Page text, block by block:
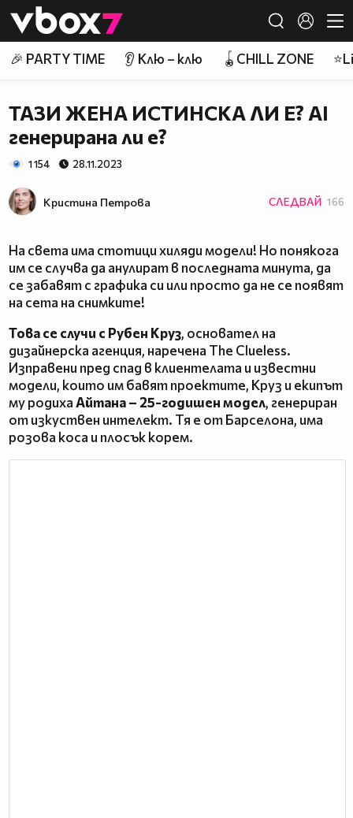
👾
🎉 PARTY TIME 👂 Клю – клю 🪀CHILL ZONE
ТАЗИ ЖЕНА ИСТИНСКА ЛИ Е? AI
генерирана ли е?
1 154 28.11.2023
Кристина Петрова СЛЕДВАЙ 166
На света има стотици хиляди модели! Но понякога
им се случва да анулират в последната минута, да
се забавят с графика си или просто да не се появят
на сета на снимките!
Това се случи с Рубен Круз, основател на
дизайнерска агенция, наречена The Clueless.
Изправени пред спад в клиентелата и известни
модели, които им бавят проектите, Круз и екипът
му родихаАйтана – 25-годишен модел, генериран
от изкуствен интелект. Тя е от Барселона, има
розова коса и плосък корем.